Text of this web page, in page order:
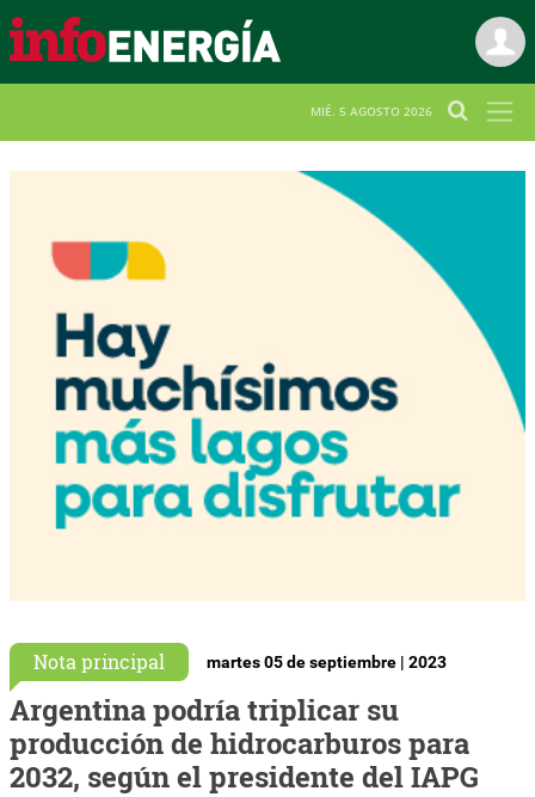
MIÉ. 5 AGOSTO 2026
Nota principal martes 05 de septiembre | 2023
Argentina podría triplicar su
producción de hidrocarburos para
2032, según el presidente del IAPG